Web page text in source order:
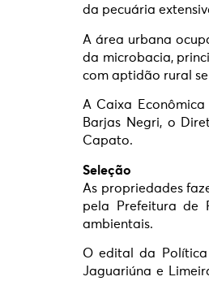
da pecuária
A área urbana
da microbacia,
com aptidão rural
A Caixa
Barjas Negri, o
Capato.
Seleção
As propriedades
pela Prefeitura de
ambientais.
O edital da Política
Jaguariúna e